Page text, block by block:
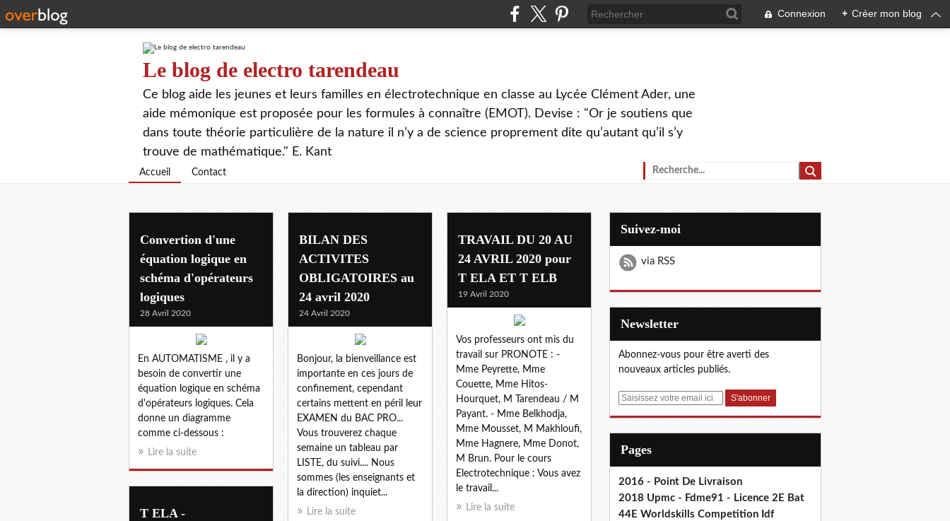
Connexion + Créer mon blog
Le blog de electro tarendeau
Ce blog aide les jeunes et leurs familles en électrotechnique en classe au Lycée Clément Ader, une
aide mémonique est proposée pour les formules à connaître (EMOT). Devise : "Or je soutiens que
dans toute théorie particulière de la nature il n’y a de science proprement dite qu’autant qu’il s’y
trouve de mathématique." E. Kant
Accueil Contact
Convertion d'une
équation logique en
schéma d'opérateurs
logiques
28 Avril 2020
En AUTOMATISME , il y a
besoin de convertir une
équation logique en schéma
d'opérateurs logiques. Cela
donne un diagramme
comme ci-dessous :
Lire la suite
BILAN DES
ACTIVITES
OBLIGATOIRES au
24 avril 2020
24 Avril 2020
Bonjour, la bienveillance est
importante en ces jours de
confinement, cependant
certains mettent en péril leur
EXAMEN du BAC PRO...
Vous trouverez chaque
semaine un tableau par
LISTE, du suivi.... Nous
sommes (les enseignants et
la direction) inquiet...
Lire la suite
TRAVAIL DU 20 AU
24 AVRIL 2020 pour
T ELA ET T ELB
19 Avril 2020
Vos professeurs ont mis du
travail sur PRONOTE : -
Mme Peyrette, Mme
Couette, Mme Hitos-
Hourquet, M Tarendeau / M
Payant. - Mme Belkhodja,
Mme Mousset, M Makhloufi,
Mme Hagnere, Mme Donot,
M Brun. Pour le cours
Electrotechnique : Vous avez
le travail...
Lire la suite
T ELA -
Suivez-moi
via RSS
Newsletter
Abonnez-vous pour être averti des
nouveaux articles publiés.
E
Pages
2016 - Point De Livraison
2018 Upmc - Fdme91 - Licence 2E Bat
44E Worldskills Competition Idf